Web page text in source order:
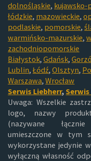
dolnośląskie,
łódzkie, mazowieckie,
podlaskie, pomorskie,
warmińsko-mazurskie,
zachodniopomorskie
Białystok,Gdańsk,
Lublin,Łódź,Olsztyn,
Warszawa,Wrocław
Serwis Liebherr,Serwis
Uwaga: Wszelkie
logo, nazwy
(nazywane
umieszczone w tym
wykorzystane jedynie
wyłączną własność